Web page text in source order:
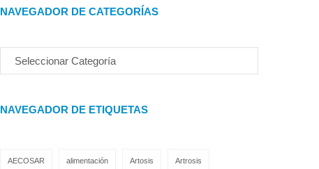
NAVEGADOR DE CATEGORÍAS
NAVEGADOR DE ETIQUETAS
AECOSAR alimentación Artosis Artrosis